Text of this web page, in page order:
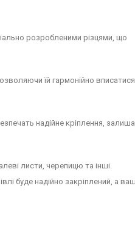
розробленими різцями, що
їй гармонійно
надійне кріплення,
листи, черепицю та інші.
буде надійно закріплений, а